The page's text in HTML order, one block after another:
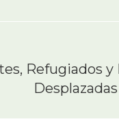
Refugiados y
Desplazadas